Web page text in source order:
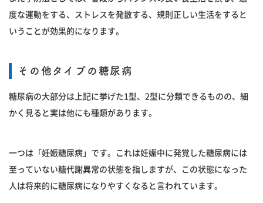
度な運動をする、ストレスを発散する、規則正しい生活をすると
いうことが効果的になります。
その他タイプの糖尿病
糖尿病の大部分は上記に挙げた1型、2型に分類できるものの、細
かく見ると実は他にも種類があります。
一つは「妊娠糖尿病」です。これは妊娠中に発覚した糖尿病には
至っていない糖代謝異常の状態を指しますが、この状態になった
人は将来的に糖尿病になりやすくなると言われています。